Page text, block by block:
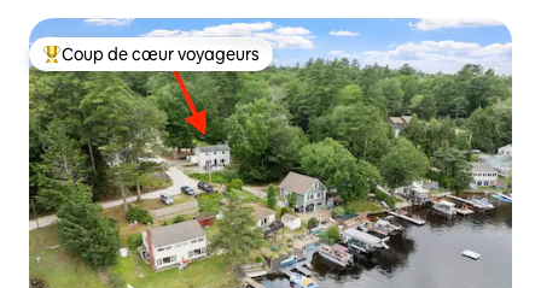
Coups de cœur voyageurs les plus appréciés
Coup de cœur voyageurs